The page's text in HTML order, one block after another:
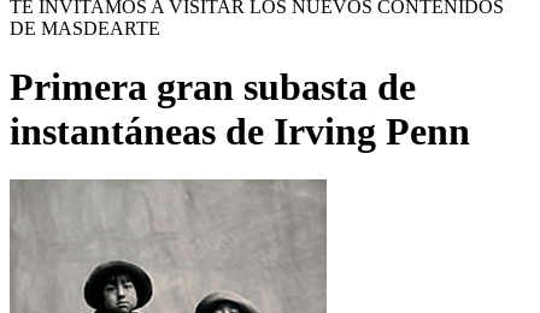
TE INVITAMOS A VISITAR LOS NUEVOS CONTENIDOS
DE MASDEARTE
Primera gran subasta de
instantáneas de Irving Penn